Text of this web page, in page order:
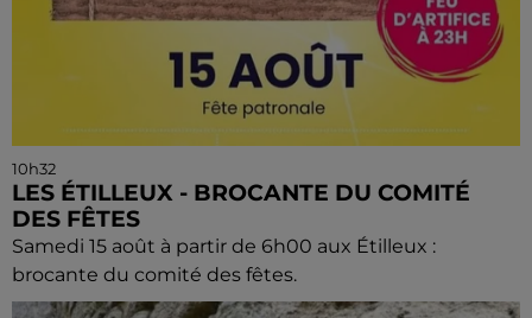
10h32
LES ÉTILLEUX - BROCANTE DU COMITÉ
DES FÊTES
Samedi 15 août à partir de 6h00 aux Étilleux :
brocante du comité des fêtes.